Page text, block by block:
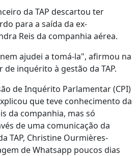
da TAP descartou ter
para a saída da ex-
Reis da companhia aérea.
ajudei a tomá-la", afirmou na
inquérito à gestão da TAP.
de Inquérito Parlamentar (CPI)
que teve conhecimento da
da companhia, mas só
de uma comunicação da
TAP, Christine Ourmières-
de Whatsapp poucos dias